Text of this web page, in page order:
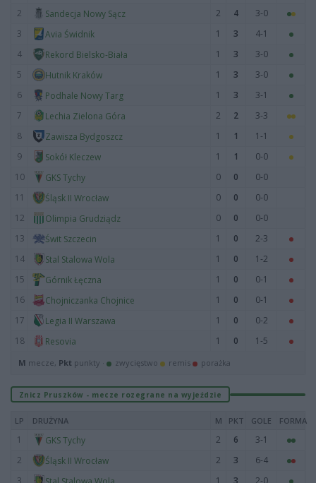
2
Sandecja Nowy Sącz 2 4
3-0
3
Avia Świdnik 1 3
4-1
4
Rekord Bielsko-Biała 1 3
3-0
5
Hutnik Kraków 1 3
3-0
6
Podhale Nowy Targ 1 3
3-1
7
Lechia Zielona Góra 2 2
3-3
8
Zawisza Bydgoszcz 1 1
1-1
9
Sokół Kleczew 1 1
0-0
10
GKS Tychy 0 0
0-0
11
Śląsk II Wrocław 0 0
0-0
12
Olimpia Grudziądz 0 0
0-0
13
Świt Szczecin 1 0
2-3
14
Stal Stalowa Wola 1 0
1-2
15
Górnik Łęczna 1 0
0-1
16
Chojniczanka Chojnice 1 0
0-1
17
Legia II Warszawa 1 0
0-2
18
Resovia 1 0 1-5
M mecze, Pkt punkty · zwycięstwo remis porażka
Znicz Pruszków - mecze rozegrane na wyjeździe
LP DRUŻYNA M PKT GOLE FORMA
1 GKS Tychy 2 6
3-1
2
Śląsk II Wrocław 2 3
6-4
3
1 3
2-0